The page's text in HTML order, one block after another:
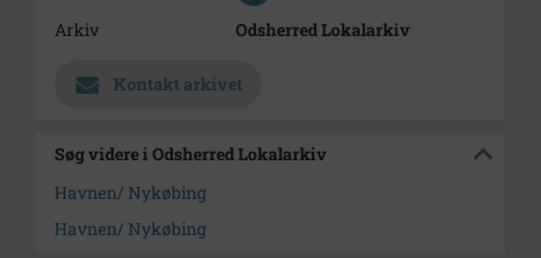
Arkiv
Odsherred Lokalarkiv
Kontakt arkivet
Søg videre i Odsherred Lokalarkiv
Havnen/ Nykøbing
Havnen/ Nykøbing